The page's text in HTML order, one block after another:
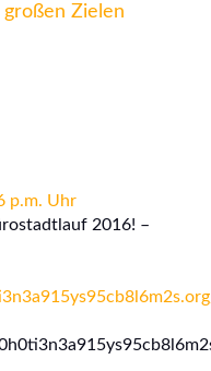
Zielen
p.m. Uhr
2016! –